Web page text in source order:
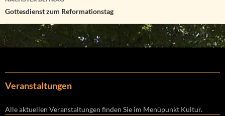
Gottesdienst zum Reformationstag
Veranstaltungen
Alle aktuellen Veranstaltungen finden Sie im Menüpunkt Kultur.